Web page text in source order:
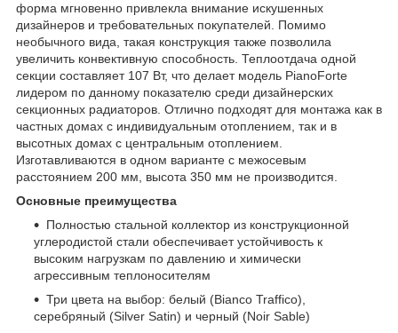
форма мгновенно привлекла внимание искушенных
дизайнеров и требовательных покупателей. Помимо
необычного вида, такая конструкция также позволила
увеличить конвективную способность. Теплоотдача одной
секции составляет 107 Вт, что делает модель PianoForte
лидером по данному показателю среди дизайнерских
секционных радиаторов. Отлично подходят для монтажа как в
частных домах с индивидуальным отоплением, так и в
высотных домах с центральным отоплением.
Изготавливаются в одном варианте с межосевым
расстоянием 200 мм, высота 350 мм не производится.
Основные преимущества
Полностью стальной коллектор из конструкционной
углеродистой стали обеспечивает устойчивость к
высоким нагрузкам по давлению и химически
агрессивным теплоносителям
Три цвета на выбор: белый (Bianco Traffico),
серебряный (Silver Satin) и черный (Noir Sable)